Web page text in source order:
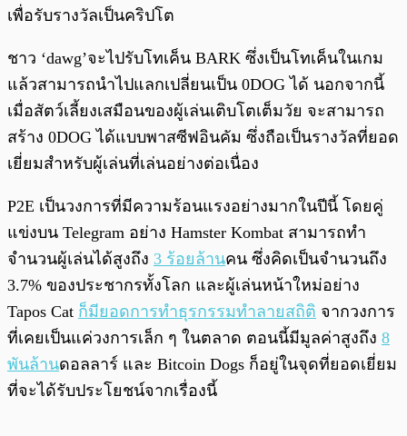
เพื่อรับรางวัลเป็นคริปโต
ชาว ‘dawg’จะไปรับโทเค็น BARK ซึ่งเป็นโทเค็นในเกม
แล้วสามารถนำไปแลกเปลี่ยนเป็น 0DOG ได้ นอกจากนี้
เมื่อสัตว์เลี้ยงเสมือนของผู้เล่นเติบโตเต็มวัย จะสามารถ
สร้าง 0DOG ได้แบบพาสซีฟอินคัม ซึ่งถือเป็นรางวัลที่ยอด
เยี่ยมสำหรับผู้เล่นที่เล่นอย่างต่อเนื่อง
P2E เป็นวงการที่มีความร้อนแรงอย่างมากในปีนี้ โดยคู่
แข่งบน Telegram อย่าง Hamster Kombat สามารถทำ
จำนวนผู้เล่นได้สูงถึง 3 ร้อยล้านคน ซึ่งคิดเป็นจำนวนถึง
3.7% ของประชากรทั้งโลก และผู้เล่นหน้าใหม่อย่าง
Tapos Cat ก็มียอดการทำธุรกรรมทำลายสถิติ จากวงการ
ที่เคยเป็นแค่วงการเล็ก ๆ ในตลาด ตอนนี้มีมูลค่าสูงถึง 8
พันล้านดอลลาร์ และ Bitcoin Dogs ก็อยู่ในจุดที่ยอดเยี่ยม
ที่จะได้รับประโยชน์จากเรื่องนี้